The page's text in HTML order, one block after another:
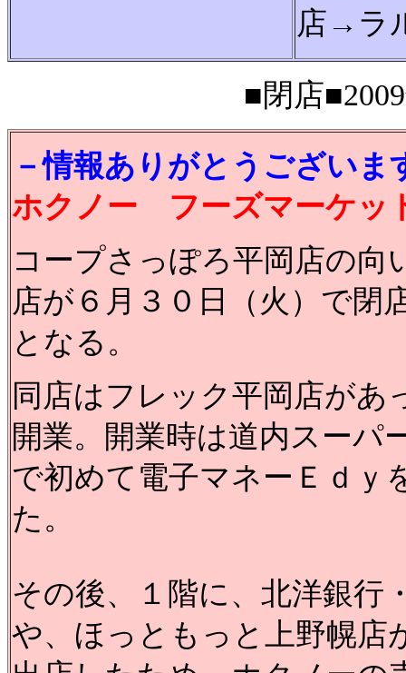
店→ラ
■閉店
－情報ありがとうございま
ホクノー フーズマーケッ
コープさっぽろ平岡店の向
店が６月３０日（火）で閉
となる。
同店はフレック平岡店があ
開業。開業時は道内スーパ
で初めて電子マネーＥｄｙ
た。
その後、１階に、北洋銀行
や、ほっともっと上野幌店